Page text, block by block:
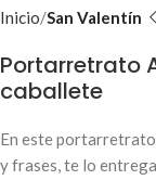
Inicio San Valentín
Portarretrato
caballete
En este
y frases, te lo